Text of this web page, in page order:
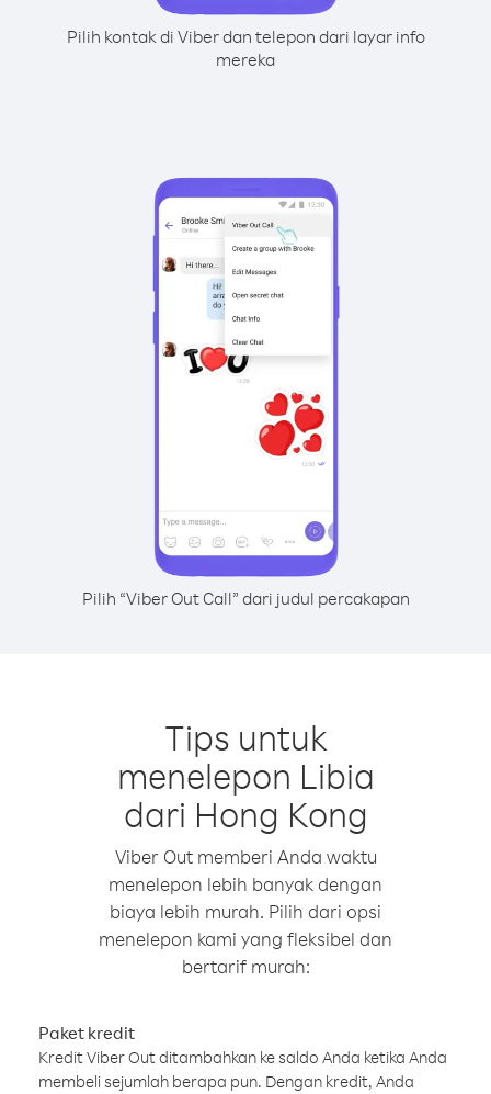
Pilih kontak di Viber dan telepon dari layar info
mereka
Pilih “Viber Out Call” dari judul percakapan
Tips untuk
menelepon Libia
dari Hong Kong
Viber Out memberi Anda waktu
menelepon lebih banyak dengan
biaya lebih murah. Pilih dari opsi
menelepon kami yang fleksibel dan
bertarif murah:
Paket kredit
Kredit Viber Out ditambahkan ke saldo Anda ketika Anda
membeli sejumlah berapa pun. Dengan kredit, Anda